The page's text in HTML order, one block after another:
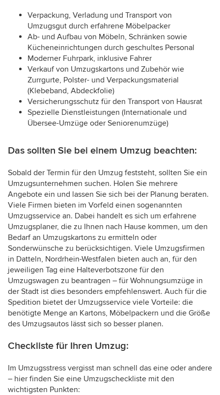
Verpackung, Verladung und Transport von
Umzugsgut durch erfahrene Möbelpacker
Ab- und Aufbau von Möbeln, Schränken sowie
Kücheneinrichtungen durch geschultes Personal
Moderner Fuhrpark, inklusive Fahrer
Verkauf von Umzugskartons und Zubehör wie
Zurrgurte, Polster- und Verpackungsmaterial
(Klebeband, Abdeckfolie)
Versicherungsschutz für den Transport von Hausrat
Spezielle Dienstleistungen (Internationale und
Übersee-Umzüge oder Seniorenumzüge)
Das sollten Sie bei einem Umzug beachten:
Sobald der Termin für den Umzug feststeht, sollten Sie ein
Umzugsunternehmen suchen. Holen Sie mehrere
Angebote ein und lassen Sie sich bei der Planung beraten.
Viele Firmen bieten im Vorfeld einen sogenannten
Umzugsservice an. Dabei handelt es sich um erfahrene
Umzugsplaner, die zu Ihnen nach Hause kommen, um den
Bedarf an Umzugskartons zu ermitteln oder
Sonderwünsche zu berücksichtigen. Viele Umzugsfirmen
in Datteln, Nordrhein-Westfalen bieten auch an, für den
jeweiligen Tag eine Halteverbotszone für den
Umzugswagen zu beantragen – für Wohnungsumzüge in
der Stadt ist dies besonders empfehlenswert. Auch für die
Spedition bietet der Umzugsservice viele Vorteile: die
benötigte Menge an Kartons, Möbelpackern und die Größe
des Umzugsautos lässt sich so besser planen.
Checkliste für Ihren Umzug:
Im Umzugsstress vergisst man schnell das eine oder andere
– hier finden Sie eine Umzugscheckliste mit den
wichtigsten Punkten: